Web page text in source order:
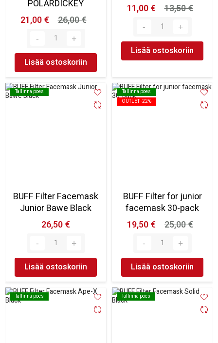
POLARDICKEY
21,00 €
26,00 €
Lisää ostoskoriin
11,00 €
13,50 €
Lisää ostoskoriin
Tallinna poes
Tallinna poes
BUFF Filter Facemask
Junior Bawe Black
26,50 €
Lisää ostoskoriin
Tallinna poes
OUTLET -22%
Tallinna poes
OUTLET -22%
BUFF Filter for junior
facemask 30-pack
19,50 €
25,00 €
Lisää ostoskoriin
Tallinna poes
Tallinna poes Tallinna poes
Tallinna poes